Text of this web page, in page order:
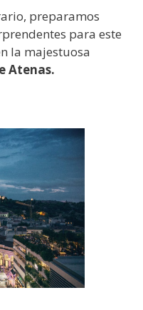
preparamos
para este
la majestuosa
Atenas.